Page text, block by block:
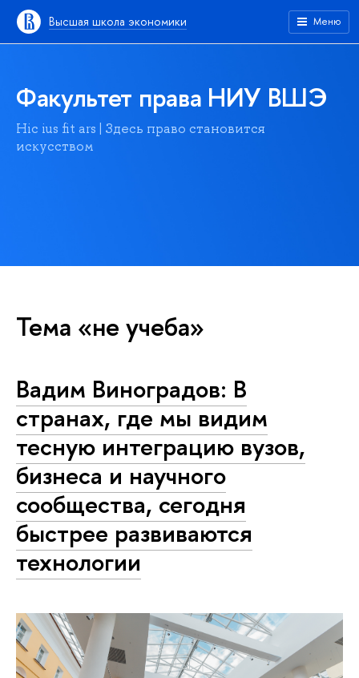
Высшая школа экономики Меню
Факультет права НИУ ВШЭ
Hic ius fit ars | Здесь право становится
искусством
Тема «не учеба»
Вадим Виноградов: В
странах, где мы видим
тесную интеграцию вузов,
бизнеса и научного
сообщества, сегодня
быстрее развиваются
технологии